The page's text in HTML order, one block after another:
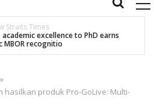
Straits Times
excellence to PhD earns
MBOR recognitio
»
hasilkan produk Pro-GoLive: Multi-